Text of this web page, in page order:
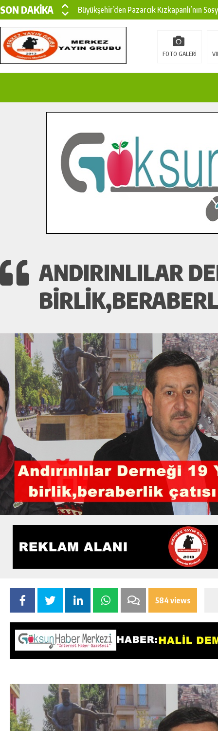
SON DAKİKA
Büyükşehir’den Pazarcık Kızkapanlı’nın
Büyükşehir’den Pazarcık Kırsalına Modern
Çin’den KSÜ’ye Uluslararası Başarı:
İlçe Jandarma Komutanı Karakaya’dan
Bertiz’in Yeni Köprüsünde Sona Doğru.
FOTO GALERİ
ANDIRINLILAR
584 views